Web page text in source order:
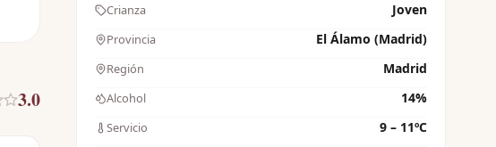
3.0
Crianza Joven
Provincia El Álamo (Madrid)
Región Madrid
Alcohol 14%
Servicio 9 – 11ºC